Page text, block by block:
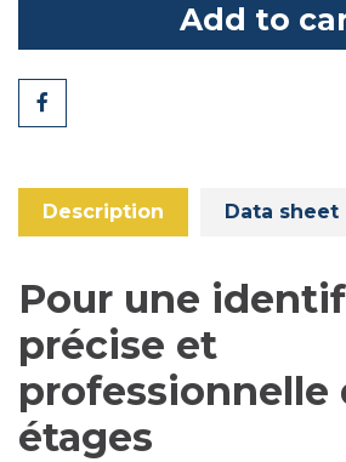
Add to
Share
Description Data sheet
Pour une
précise et
professionnelle
étages